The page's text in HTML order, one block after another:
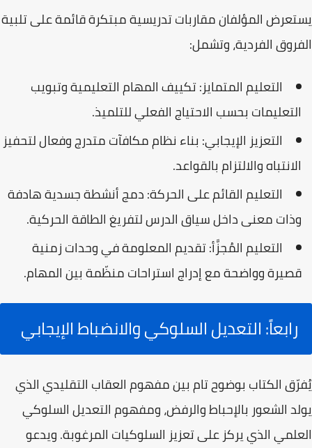
يستعرض المؤلفان مقاربات تدريسية مبتكرة قائمة على تلبية
الفروق الفردية، وتشمل:
التعليم المتمايز:تكييف المهام التعليمية وتبويب
التعليمات بحسب الاحتياج الفعلي للتلميذ.
التعزيز الإيجابي: بناء نظام مكافآت متدرج وفعال لتحفيز
الانتباه والالتزام بالقواعد.
التعليم القائم على الحركة:دمج أنشطة جسدية هادفة
وذات معنى داخل سياق الدرس لتفريغ الطاقة الحركية.
التعليم المُجزَّأ:تقديم المعلومة في وحدات زمنية
قصيرة وواضحة مع إدراج استراحات منظّمة بين المهام.
رابعاً: التعديل السلوكي والانضباط الإيجابي
يُفرّق الكتاب بوضوح تام بين مفهومالعقاب التقليديالذي
يولد الشعور بالإحباط والرفض، ومفهومالتعديل السلوكي
العلميالذي يركز على تعزيز السلوكيات المرغوبة. ويدعو